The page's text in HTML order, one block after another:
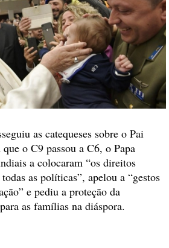
as catequeses sobre o Pai
o C9 passou a C6, o Papa
a colocaram “os direitos
as políticas”, apelou a “gestos
e pediu a proteção da
as famílias na diáspora.